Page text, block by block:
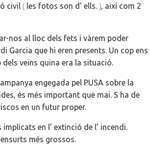
civil ( les fotos son d’ ells. ), així com 2
-nos al lloc dels fets i vàrem poder
Garcia que hi eren presents. Un cop ens
veïns quina era la situació.
engegada pel PUSA sobre la
és més important que mai. S ha de
en un futur proper.
implicats en l’ extinció de l’ incendi.
més grossos.